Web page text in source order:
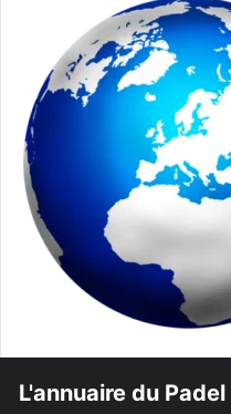
L'annuaire du Padel